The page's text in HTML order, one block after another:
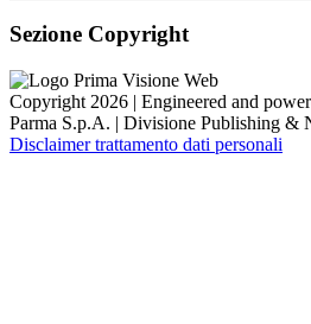
Sezione Copyright
Copyright 2026 | Engineered and
Parma S.p.A. | Divisione Publishing &
Disclaimer trattamento dati personali